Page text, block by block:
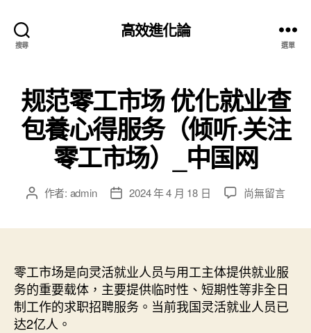
搜尋
高效進化論
選單
规范零工市场 优化就业查
包養心得服务（倾听·关注
零工市场）_中国网
文 作者: admin
文
期
2024 年 4 月 18 日
在
市
场
优
化
尚無留言
零工市场是向灵活就业人员与用工主体提供就业服
务的重要载体，主要提供临时性、短期性等非全日
制工作的求职招聘服务。当前我国灵活就业人员已
达2亿人。